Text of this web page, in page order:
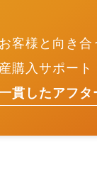
客様と向き合
購入サポート
貫したアフタ